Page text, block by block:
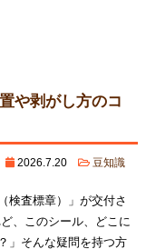
や剥がし方のコ
2026.7.20 豆知識
検査標章）」が交付さ
、このシール、どこに
」そんな疑問を持つ方